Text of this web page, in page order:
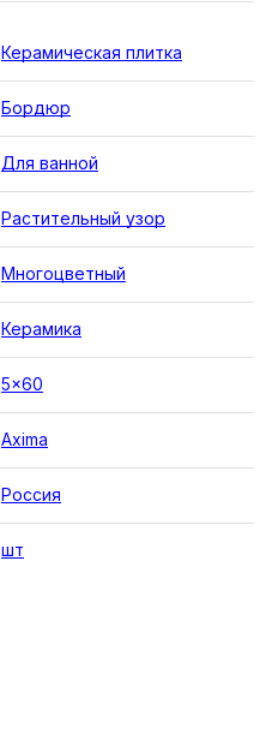
Керамическая плитка
Бордюр
Для ванной
Растительный узор
Многоцветный
Керамика
5×60
Axima
Россия
шт